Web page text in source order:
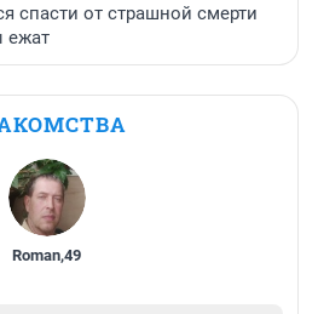
спасти от страшной смерти
ежат
Roman,49